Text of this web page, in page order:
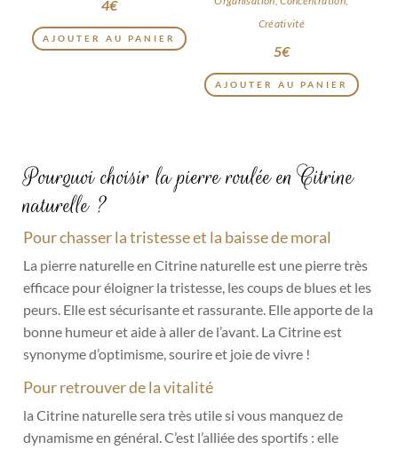
4€
AJOUTER AU PANIER
Créativité
5€
AJOUTER AU PANIER
Pourquoi choisir la pierre roulée en Citrine
naturelle ?
Pour chasser la tristesse et la baisse de moral
La pierre naturelle en Citrine naturelle est une pierre très
efficace pour éloigner la tristesse, les coups de blues et les
peurs. Elle est sécurisante et rassurante. Elle apporte de la
bonne humeur et aide à aller de l’avant. La Citrine est
synonyme d’optimisme, sourire et joie de vivre !
Pour retrouver de la vitalité
la Citrine naturelle sera très utile si vous manquez de
dynamisme en général.C’est l’alliée des sportifs : elle